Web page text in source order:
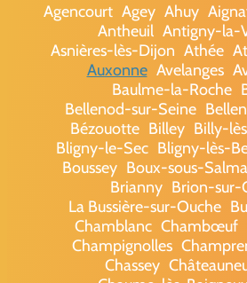
Agencourt Agey Ahuy
Antheuil Antigny-la-
Asnières-lès-Dijon Athée
Auxonne Avelanges
Baulme-la-Roche
Bellenod-sur-Seine
Bézouotte Billey Billy-
Bligny-le-Sec Bligny-lès-
Boussey Boux-sous-
Brianny Brion-sur-
La Bussière-sur-Ouche
Chamblanc Chambœuf
Champignolles
Chassey